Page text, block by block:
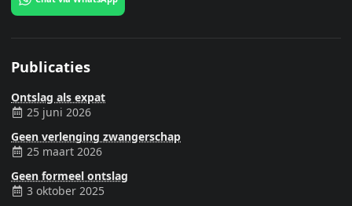
Publicaties
Ontslag als expat
25 juni 2026
Geen verlenging zwangerschap
25 maart 2026
Geen formeel ontslag
3 oktober 2025